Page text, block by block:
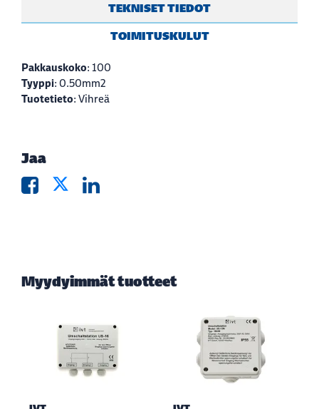
TEKNISET TIEDOT
TOIMITUSKULUT
Pakkauskoko: 100
Tyyppi: 0.50mm2
Tuotetieto: Vihreä
Jaa
Myydyimmät tuotteet